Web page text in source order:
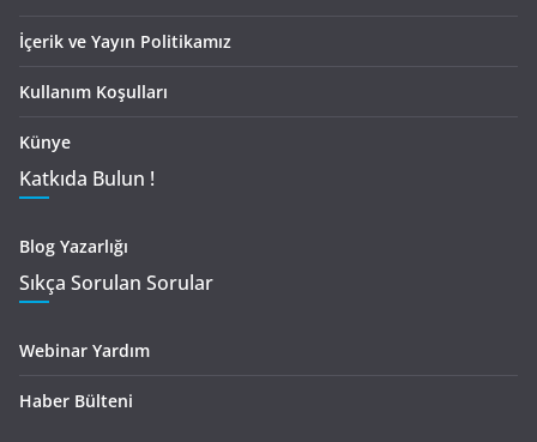
İçerik ve Yayın Politikamız
Kullanım Koşulları
Künye
Katkıda Bulun !
Blog Yazarlığı
Sıkça Sorulan Sorular
Webinar Yardım
Haber Bülteni